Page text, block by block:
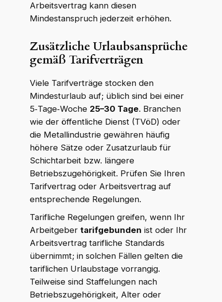
Arbeitsvertrag kann diesen
Mindestanspruch jederzeit erhöhen.
Zusätzliche Urlaubsansprüche
gemäß Tarifverträgen
Viele Tarifverträge stocken den
Mindesturlaub auf; üblich sind bei einer
5‑Tage‑Woche 25–30 Tage. Branchen
wie der öffentliche Dienst (TVöD) oder
die Metallindustrie gewähren häufig
höhere Sätze oder Zusatzurlaub für
Schichtarbeit bzw. längere
Betriebszugehörigkeit. Prüfen Sie Ihren
Tarifvertrag oder Arbeitsvertrag auf
entsprechende Regelungen.
Tarifliche Regelungen greifen, wenn Ihr
Arbeitgeber tarifgebunden ist oder Ihr
Arbeitsvertrag tarifliche Standards
übernimmt; in solchen Fällen gelten die
tariflichen Urlaubstage vorrangig.
Teilweise sind Staffelungen nach
Betriebszugehörigkeit, Alter oder